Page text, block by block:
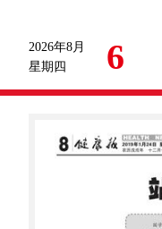
2026年8月
星期四
6